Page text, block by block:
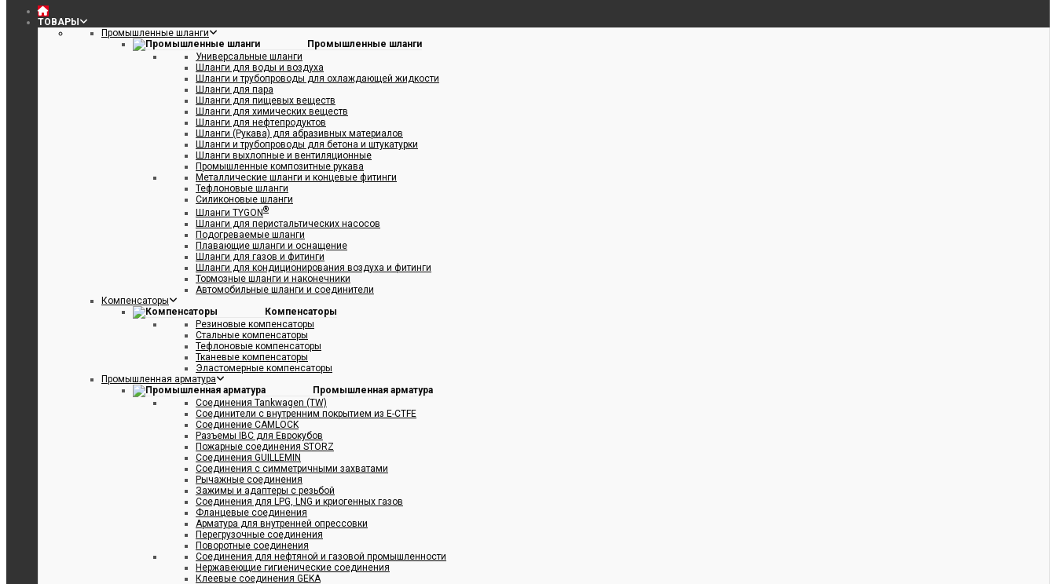
ТОВАРЫ
Промышленные шланги
Промышленные шланги
Универсальные шланги
Шланги для воды и воздуха
Шланги и трубопроводы для охлаждающей жидкости
Шланги для пара
Шланги для пищевых веществ
Шланги для химических веществ
Шланги для нефтепродуктов
Шланги (Рукава) для абразивных материалов
Шланги и трубопроводы для бетона и штукатурки
Шланги выхлопные и вентиляционные
Промышленные композитные рукава
Металлические шланги и концевые фитинги
Тефлоновые шланги
Силиконовые шланги
Шланги TYGON®
Шланги для перистальтических насосов
Подогреваемые шланги
Плавающие шланги и оснащение
Шланги для газов и фитинги
Шланги для кондиционирования воздуха и фитинги
Тормозные шланги и наконечники
Автомобильные шланги и соединители
Компенсаторы
Компенсаторы
Резиновые компенсаторы
Стальные компенсаторы
Тефлоновые компенсаторы
Тканевые компенсаторы
Эластомерные компенсаторы
Промышленная арматура
Промышленная арматура
Соединения Tankwagen (TW)
Соединители с внутренним покрытием из E-CTFE
Соединение CAMLOCK
Разъемы IBC для Еврокубов
Пожарные соединения STORZ
Соединения GUILLEMIN
Соединения с симметричными захватами
Рычажные соединения
Зажимы и адаптеры с резьбой
Соединения для LPG, LNG и криогенных газов
Фланцевые соединения
Арматура для внутренней опрессовки
Перегрузочные соединения
Поворотные соединения
Соединения для нефтяной и газовой промышленности
Нержавеющие гигиенические соединения
Клеевые соединения GEKA
и масла OIL STREAM STAR SD
проволочной спиралью PVC STAR MS 2